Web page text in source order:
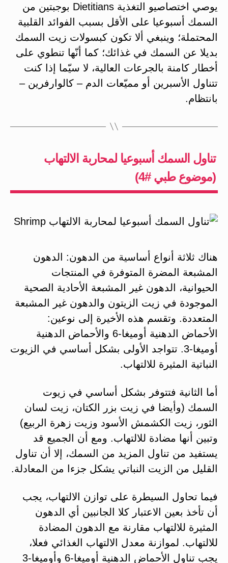
يوصي اختصاصيو التغذية Dietitians بوجبتين من
السمك أسبوعيا على الأقل بسبب الفوائد القلبية
المحتملة؛ وينبغي ألا تكون كبسولات زيت السمك
بديلا عن السمك في غذائك؛ كما أنّها تنطوي على
أخطار كامنة بالجرعات العالية، لا سيّما إذا كنت
تتناول الأسبرين أو مميّعات الدم – كالوارفرين –
بانتظام.
تناول السمك أسبوعيا لمحاربة الالتهاب
(موضوع طبي #4)
هناك ثلاثة أنواع أساسية من الدهون: الدهون
المشبعة المضرة المتوفرة في المنتجات
الحيوانية، الدهون غير المشبعة الأحادية الصحية
الموجودة في زيت الزيتون والدهون غير المشبعة
المتعددة. وتقسم هذه الأخيرة إلى نوعين:
الأحماض الدهنية أوميغا-6 والأحماض الدهنية
أوميغا-3. تتواجد الأولى بشكل أساسي في الزيوت
النباتية المثيرة للالتهاب.
أما الثانية فتتوفر بشكل أساسي في زيوت
السمك (وأيضا في زيت بزر الكتان، زيت لسان
الثور، زيت الكشمش الأسود وزيت زهرة الربيع)
وتبين أنها مضادة للالتهاب. ومع أن الجميع قد
يستفيد من تناول المزيد من السمك، إلا أن تناول
القليل من الزيت النباتي يشكل جزءا من المعادلة.
فيما تحاول السيطرة على توازن الالتهاب، يجب
أن تأخذ بعين الاعتبار كلا الجانبين أي الدهون
المثيرة للالتهاب مقارنة مع الدهون المضادة
للالتهاب. لموازنة معدل الالتهاب الغذائي فعلا،
يجب تناول الأحماض الدهنية أوميغا-6 وأوميغا-3